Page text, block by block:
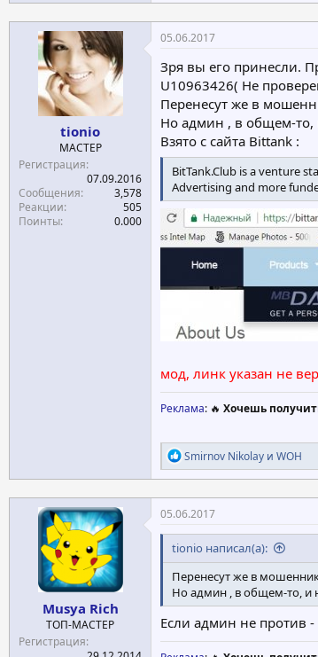
tionio
МАСТЕР
Регистрация
07.09.2016
Сообщения
3,578
Реакции
505
Поинты
0.000
05.06.2017
Зря вы его принесли.
U10963426( Не
Перенесут же в
Но админ , в общем-то,
Взято с сайта Bittank :
BitTank.Club is a venture
Advertising and more
мод, линк указан не
Реклама: 🔥 Хочешь
Р
е
а
к
ц
и
и
:
Smirnov Nikolay и WOH
Musya Rich
ТОП-МАСТЕР
Регистрация
05.06.2017
tionio написал(а):
Перенесут же в
Но админ , в общем-то, и
Если админ не против